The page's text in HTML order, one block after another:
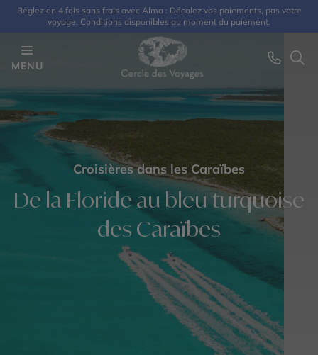
Réglez en 4 fois sans frais avec Alma : Décalez vos paiements, pas votre
voyage. Conditions disponibles au moment du paiement.
MENU
Croisières dans les Caraïbes
De la Floride au bleu turquoise
des Caraïbes